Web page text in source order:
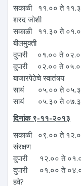
सकाळी ११.०० ते
शरद जोशी
सकाळी ११.३० ते
बीलमुक्ती
दुपारी ०१.०० ते
दुपारी ०२.०० ते
बाजारपेठेचे स्वातंत्र्य
सायं ०५.०० ते
सायं ०५.३० ते
दिनांक ९-११-२०१३
सकाळी ०९.०० ते
संरक्षण
दुपारी १२.०० ते
दुपारी ०१.०० ते
हवे?